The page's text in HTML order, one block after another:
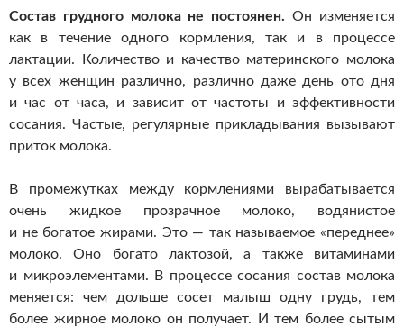
Состав грудного молока не постоянен.Он изменяется
как в течение одного кормления, так и в процессе
лактации. Количество и качество материнского молока
у всех женщин различно, различно даже день ото дня
и час от часа, и зависит от частоты и эффективности
сосания. Частые, регулярные прикладывания вызывают
приток молока.
В промежутках между кормлениями вырабатывается
очень жидкое прозрачное молоко, водянистое
и не богатое жирами. Это — так называемое «переднее»
молоко. Оно богато лактозой, а также витаминами
и микроэлементами. В процессе сосания состав молока
меняется: чем дольше сосет малыш одну грудь, тем
более жирное молоко он получает. И тем более сытым